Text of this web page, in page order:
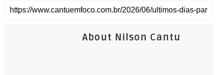
About Nilson Cantu